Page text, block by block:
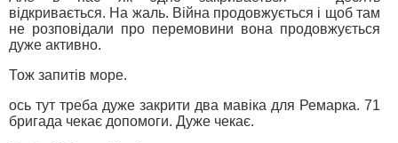
відкривається. На жаль. Війна продовжується і щоб там
не розповідали про перемовини вона продовжується
дуже активно.
Тож запитів море.
ось тут треба дуже закрити два мавіка для Ремарка. 71
бригада чекає допомоги. Дуже чекає.